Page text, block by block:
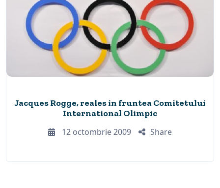
Jacques Rogge, reales in fruntea Comitetului
International Olimpic
12 octombrie 2009
Share